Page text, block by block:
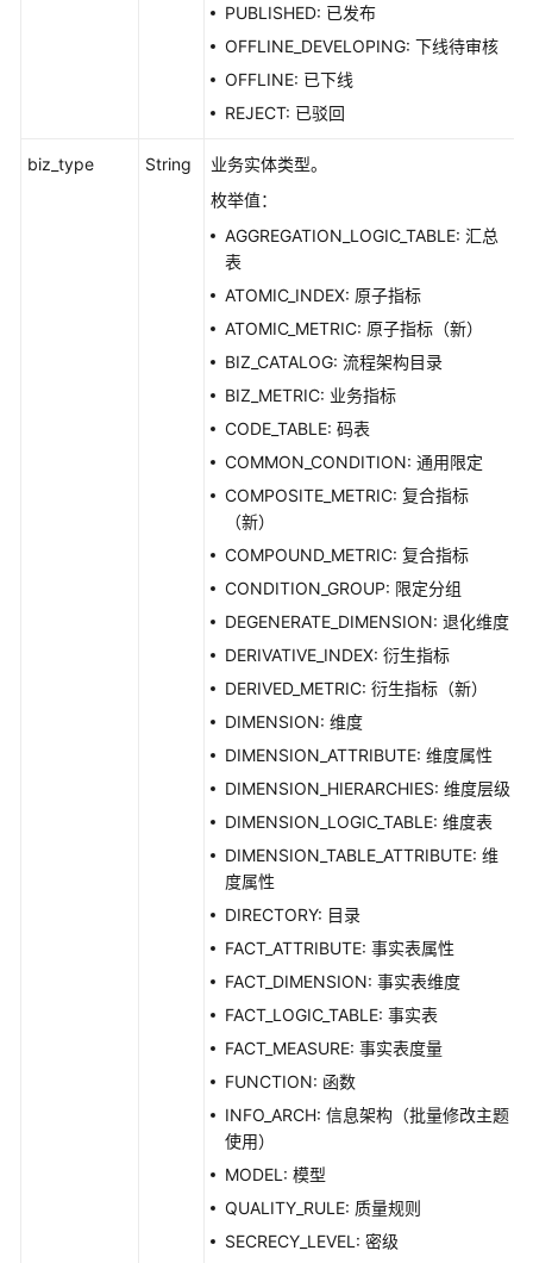
PUBLISHED: 已发布
OFFLINE_DEVELOPING: 下线待审核
OFFLINE: 已下线
REJECT: 已驳回
biz_type String
业务实体类型。
枚举值：
AGGREGATION_LOGIC_TABLE: 汇总
表
ATOMIC_INDEX: 原子指标
ATOMIC_METRIC: 原子指标（新）
BIZ_CATALOG: 流程架构目录
BIZ_METRIC: 业务指标
CODE_TABLE: 码表
COMMON_CONDITION: 通用限定
COMPOSITE_METRIC: 复合指标
（新）
COMPOUND_METRIC: 复合指标
CONDITION_GROUP: 限定分组
DEGENERATE_DIMENSION: 退化维度
DERIVATIVE_INDEX: 衍生指标
DERIVED_METRIC: 衍生指标（新）
DIMENSION: 维度
DIMENSION_ATTRIBUTE: 维度属性
DIMENSION_HIERARCHIES: 维度层级
DIMENSION_LOGIC_TABLE: 维度表
DIMENSION_TABLE_ATTRIBUTE: 维
度属性
DIRECTORY: 目录
FACT_ATTRIBUTE: 事实表属性
FACT_DIMENSION: 事实表维度
FACT_LOGIC_TABLE: 事实表
FACT_MEASURE: 事实表度量
FUNCTION: 函数
INFO_ARCH: 信息架构（批量修改主题
使用）
MODEL: 模型
QUALITY_RULE: 质量规则
SECRECY_LEVEL: 密级